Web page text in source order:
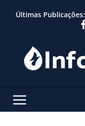
Últimas Publicações: